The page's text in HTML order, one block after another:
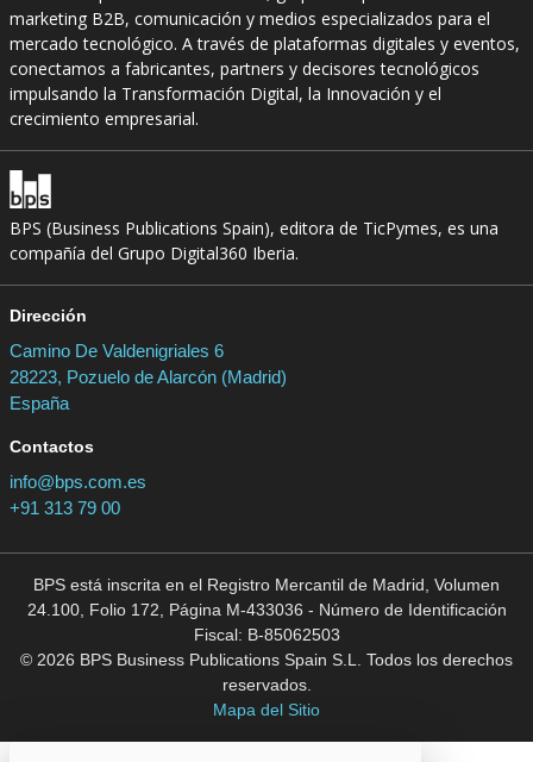
marketing B2B, comunicación y medios especializados para el
mercado tecnológico. A través de plataformas digitales y eventos,
conectamos a fabricantes, partners y decisores tecnológicos
impulsando la Transformación Digital, la Innovación y el
crecimiento empresarial.
BPS (Business Publications Spain), editora de TicPymes, es una
compañía del Grupo Digital360 Iberia.
Dirección
Camino De Valdenigriales 6
28223, Pozuelo de Alarcón (Madrid)
España
Contactos
info@bps.com.es
+91 313 79 00
BPS está inscrita en el Registro Mercantil de Madrid, Volumen
24.100, Folio 172, Página M-433036 - Número de Identificación
Fiscal: B-85062503
© 2026 BPS Business Publications Spain S.L. Todos los derechos
reservados.
Mapa del Sitio